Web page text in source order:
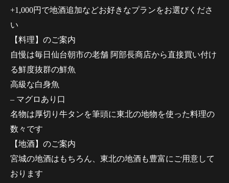
+1,000円で地酒追加などお好きなプランをお選びくださ
い
【料理】のご案内
自慢は毎日仙台朝市の老舗 阿部長商店から直接買い付け
る鮮度抜群の鮮魚
高級な白身魚
– マグロあり口
名物は厚切り牛タンを筆頭に東北の地物を使った料理の
数々です
【地酒】のご案内
宮城の地酒はもちろん、東北の地酒も豊富にご用意して
おります